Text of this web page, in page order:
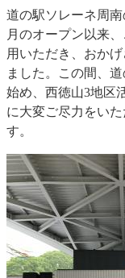
道の駅ソレーネ周
月のオープン以来
用いただき、おか
ました。この間、
始め、西徳山3地区
に大変ご尽力をい
す。